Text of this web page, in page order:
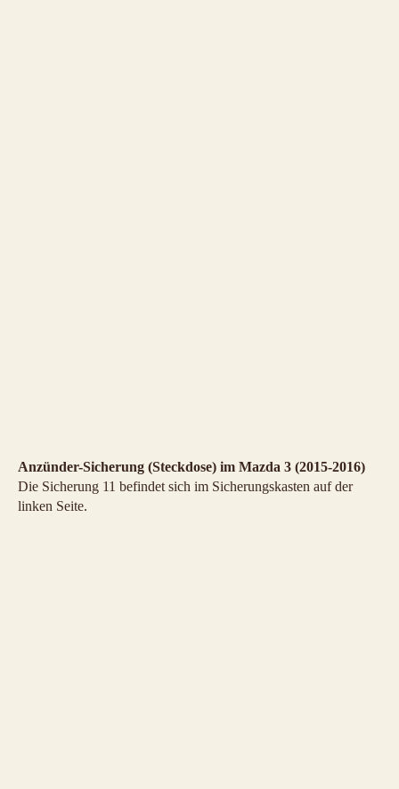
Anzünder-Sicherung (Steckdose) im Mazda 3 (2015-2016)
Die Sicherung 11 befindet sich im Sicherungskasten auf der
linken Seite.